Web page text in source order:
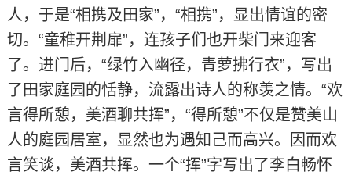
人，于是“相携及田家”，“相携”，显出情谊的密
切。“童稚开荆扉”，连孩子们也开柴门来迎客
了。进门后，“绿竹入幽径，青萝拂行衣”，写出
了田家庭园的恬静，流露出诗人的称羡之情。“欢
言得所憩，美酒聊共挥”，“得所憩”不仅是赞美山
人的庭园居室，显然也为遇知己而高兴。因而欢
言笑谈，美酒共挥。一个“挥”字写出了李白畅怀